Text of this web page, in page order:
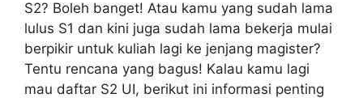
S2? Boleh banget! Atau kamu yang sudah lama
lulus S1 dan kini juga sudah lama bekerja mulai
berpikir untuk kuliah lagi ke jenjang magister?
Tentu rencana yang bagus! Kalau kamu lagi
mau daftar S2 UI, berikut ini informasi penting